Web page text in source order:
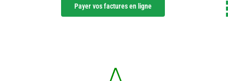
Payer vos factures en ligne